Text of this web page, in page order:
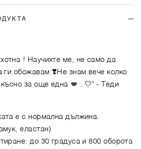
! Научихте ме, не само да
ги обожавам ❣️Не знам вече колко
за още една 💋 . 🤍" - Теди
е с нормална дължина.
еластан)
до 30 градуса и 800 оборота